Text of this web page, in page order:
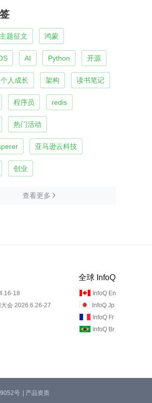
主题征文 鸿蒙
AI Python 开源
个人成长 架构 读书笔记
程序员 redis
热门活动
亚马逊云科技
创业
查看更多 
18
会 2026.6.26-27
全球 InfoQ
InfoQ En
InfoQ Jp
InfoQ Fr
InfoQ Br
号 | 产品资质